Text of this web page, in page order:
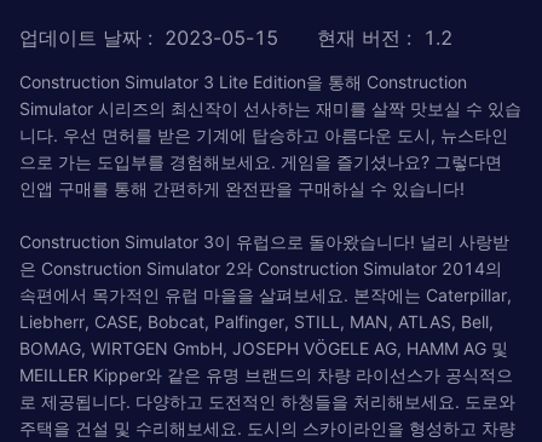
업데이트 날짜 : 2023-05-15 현재 버전 : 1.2
Construction Simulator 3 Lite Edition을 통해 Construction
Simulator 시리즈의 최신작이 선사하는 재미를 살짝 맛보실 수 있습
니다. 우선 면허를 받은 기계에 탑승하고 아름다운 도시, 뉴스타인
으로 가는 도입부를 경험해보세요. 게임을 즐기셨나요? 그렇다면
인앱 구매를 통해 간편하게 완전판을 구매하실 수 있습니다!
Construction Simulator 3이 유럽으로 돌아왔습니다! 널리 사랑받
은 Construction Simulator 2와 Construction Simulator 2014의
속편에서 목가적인 유럽 마을을 살펴보세요. 본작에는 Caterpillar,
Liebherr, CASE, Bobcat, Palfinger, STILL, MAN, ATLAS, Bell,
BOMAG, WIRTGEN GmbH, JOSEPH VÖGELE AG, HAMM AG 및
MEILLER Kipper와 같은 유명 브랜드의 차량 라이선스가 공식적으
로 제공됩니다. 다양하고 도전적인 하청들을 처리해보세요. 도로와
주택을 건설 및 수리해보세요. 도시의 스카이라인을 형성하고 차량